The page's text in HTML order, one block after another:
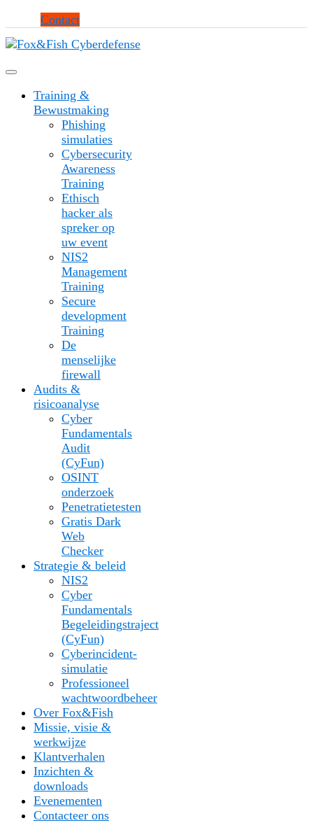
Contact
Training &
Bewustmaking
Phishing
simulaties
Cybersecurity
Awareness
Training
Ethisch
hacker als
spreker op
uw event
NIS2
Management
Training
Secure
development
Training
De
menselijke
firewall
Audits &
risicoanalyse
Cyber
Fundamentals
Audit
(CyFun)
OSINT
onderzoek
Penetratietesten
Gratis Dark
Web
Checker
Strategie & beleid
NIS2
Cyber
Fundamentals
Begeleidingstraject
(CyFun)
Cyberincident-
simulatie
Professioneel
wachtwoordbeheer
Over Fox&Fish
Missie, visie &
werkwijze
Klantverhalen
Inzichten &
downloads
Evenementen
Contacteer ons